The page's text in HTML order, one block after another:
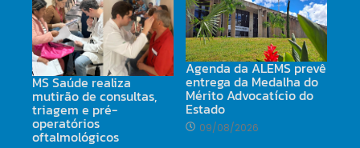
MS Saúde realiza
mutirão de consultas,
triagem e pré-
operatórios
oftalmológicos
Agenda da ALEMS prevê
entrega da Medalha do
Mérito Advocatício do
Estado
09/08/2026